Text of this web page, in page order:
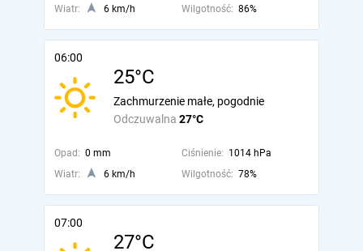
Wiatr:
6 km/h Wilgotność: 86%
06:00
25°C
Odczuwalna 27°C
Zachmurzenie małe, pogodnie
Opad: 0 mm Ciśnienie: 1014 hPa
Wiatr:
6 km/h Wilgotność: 78%
07:00
27°C